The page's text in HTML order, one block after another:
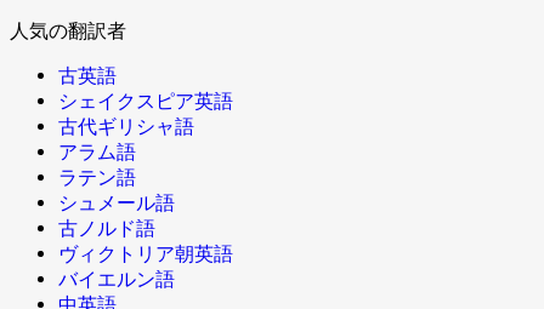
人気の翻訳者
古英語
シェイクスピア英語
古代ギリシャ語
アラム語
ラテン語
シュメール語
古ノルド語
ヴィクトリア朝英語
バイエルン語